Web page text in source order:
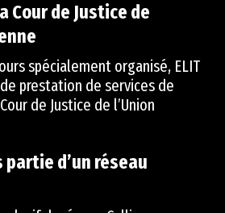
Cour de Justice de
spécialement organisé, ELIT
prestation de services de
de Justice de l’Union
partie d’un réseau